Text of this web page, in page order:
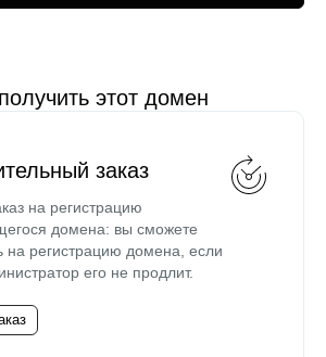
этот домен
заказ
на регистрацию
домена: вы сможете
на регистрацию домена, если
его не продлит.